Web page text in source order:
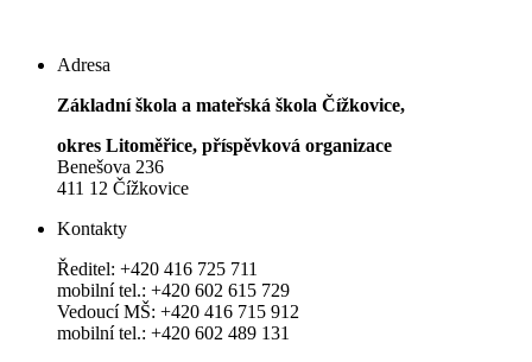
Adresa
Základní škola a mateřská škola Čížkovice,
okres Litoměřice, příspěvková organizace
Benešova 236
411 12 Čížkovice
Kontakty
Ředitel: +420 416 725 711
mobilní tel.: +420 602 615 729
Vedoucí MŠ: +420 416 715 912
mobilní tel.: +420 602 489 131